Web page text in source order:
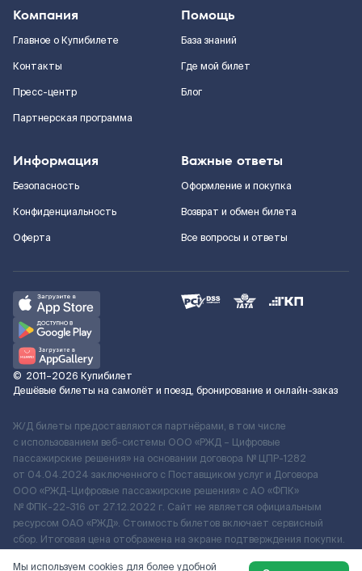
Компания
Главное о Купибилете
Контакты
Пресс-центр
Партнерская программа
Помощь
База знаний
Где мой билет
Блог
Информация
Безопасность
Конфиденциальность
Оферта
Важные ответы
Оформление и покупка
Возврат и обмен билета
Все вопросы и ответы
© 2011–2026 Купибилет
Дешёвые билеты на самолёт и поезд, бронирование и онлайн-заказ
Ж/Д билеты предоставляются партнёрами, в том числе
с использованием веб-системы ООО «РЖД – Цифровые
пассажирские решения» на основании договора № ЦПР-1282
от 04.04.2024 заключенного с Поставщиком услуг и Договора
ООО «РЖД-Цифровые пассажирские решения» c АО «ФПК»
№ ФПК-22-316 от 27.12.2022 г. Сайт не является официальным
ресурсом ОАО «РЖД». Стоимость билетов включает сервисный
сбор. Итоговая цена отображена на экране подтверждения покупки.
Мы используем cookies для более удобной